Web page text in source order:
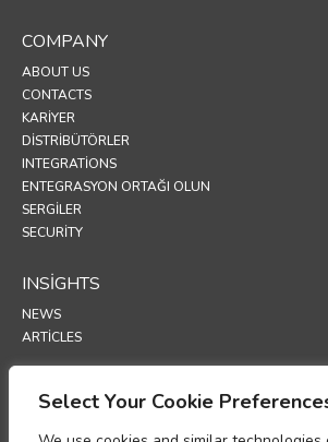
Select Your Cookie
COMPANY
ABOUT US
CONTACTS
KARIYER
DISTRIBÜTÖRLER
INTEGRATIONS
ENTEGRASYON ORTAĞI OLUN
SERGİLER
SECURITY
INSIGHTS
NEWS
ARTICLES
SUPPORT